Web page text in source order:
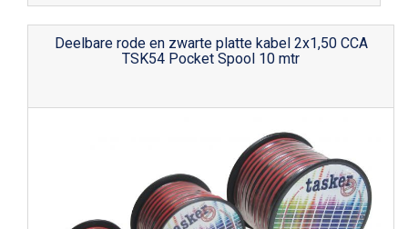
Deelbare rode en zwarte platte kabel 2x1,50 CCA
TSK54 Pocket Spool 10 mtr